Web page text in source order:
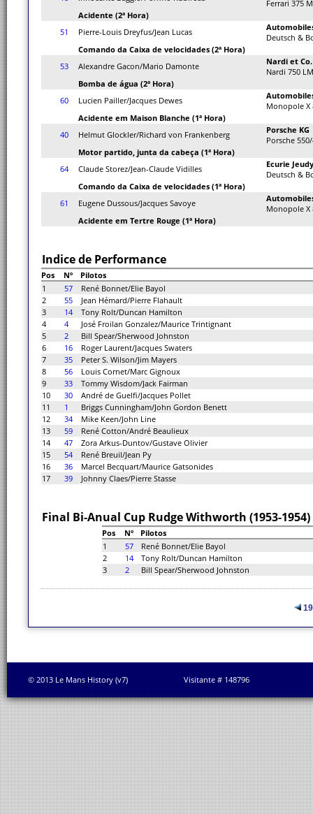
Ferrari 375
Acidente (2ª Hora)
51
Pierre-Louis Dreyfus/Jean Lucas
Deutsch &
Comando da Caixa de velocidades (2ª Hora)
53
Alexandre Gacon/Mario Damonte
Nardi et Co.
Nardi 750
Bomba de água (2ª Hora)
60
Lucien Pailler/Jacques Dewes
Monopole X
Acidente em Maison Blanche (1ª Hora)
40
Helmut Glockler/Richard von Frankenberg
Porsche KG
Porsche
Motor partido, junta da cabeça (1ª Hora)
64
Claude Storez/Jean-Claude Vidilles
Ecurie
Deutsch &
Comando da Caixa de velocidades (1ª Hora)
61
Eugene Dussous/Jacques Savoye
Monopole X
Acidente em Tertre Rouge (1ª Hora)
Indice de Performance
Pos Nº
Pilotos
1
57
René Bonnet/Elie Bayol
2
55
Jean Hémard/Pierre Flahault
3
14
Tony Rolt/Duncan Hamilton
4
4
José Froilan Gonzalez/Maurice Trintignant
5
2
Bill Spear/Sherwood Johnston
6
16
Roger Laurent/Jacques Swaters
7
35
Peter S. Wilson/Jim Mayers
8
56
Louis Cornet/Marc Gignoux
9
33
Tommy Wisdom/Jack Fairman
10
30
André de Guelfi/Jacques Pollet
11
1
Briggs Cunningham/John Gordon Benett
12
34
Mike Keen/John Line
13
59
René Cotton/André Beaulieux
14
47
Zora Arkus-Duntov/Gustave Olivier
15
54
René Breuil/Jean Py
16
36
Marcel Becquart/Maurice Gatsonides
17
39 Johnny Claes/Pierre Stasse
Final Bi-Anual Cup Rudge Withworth (1953-1954)
Pos Nº
Pilotos
1
57
René Bonnet/Elie Bayol
2
14
Tony Rolt/Duncan Hamilton
3
2 Bill Spear/Sherwood Johnston
© 2013 Le Mans History (v7) Visitante # 148796